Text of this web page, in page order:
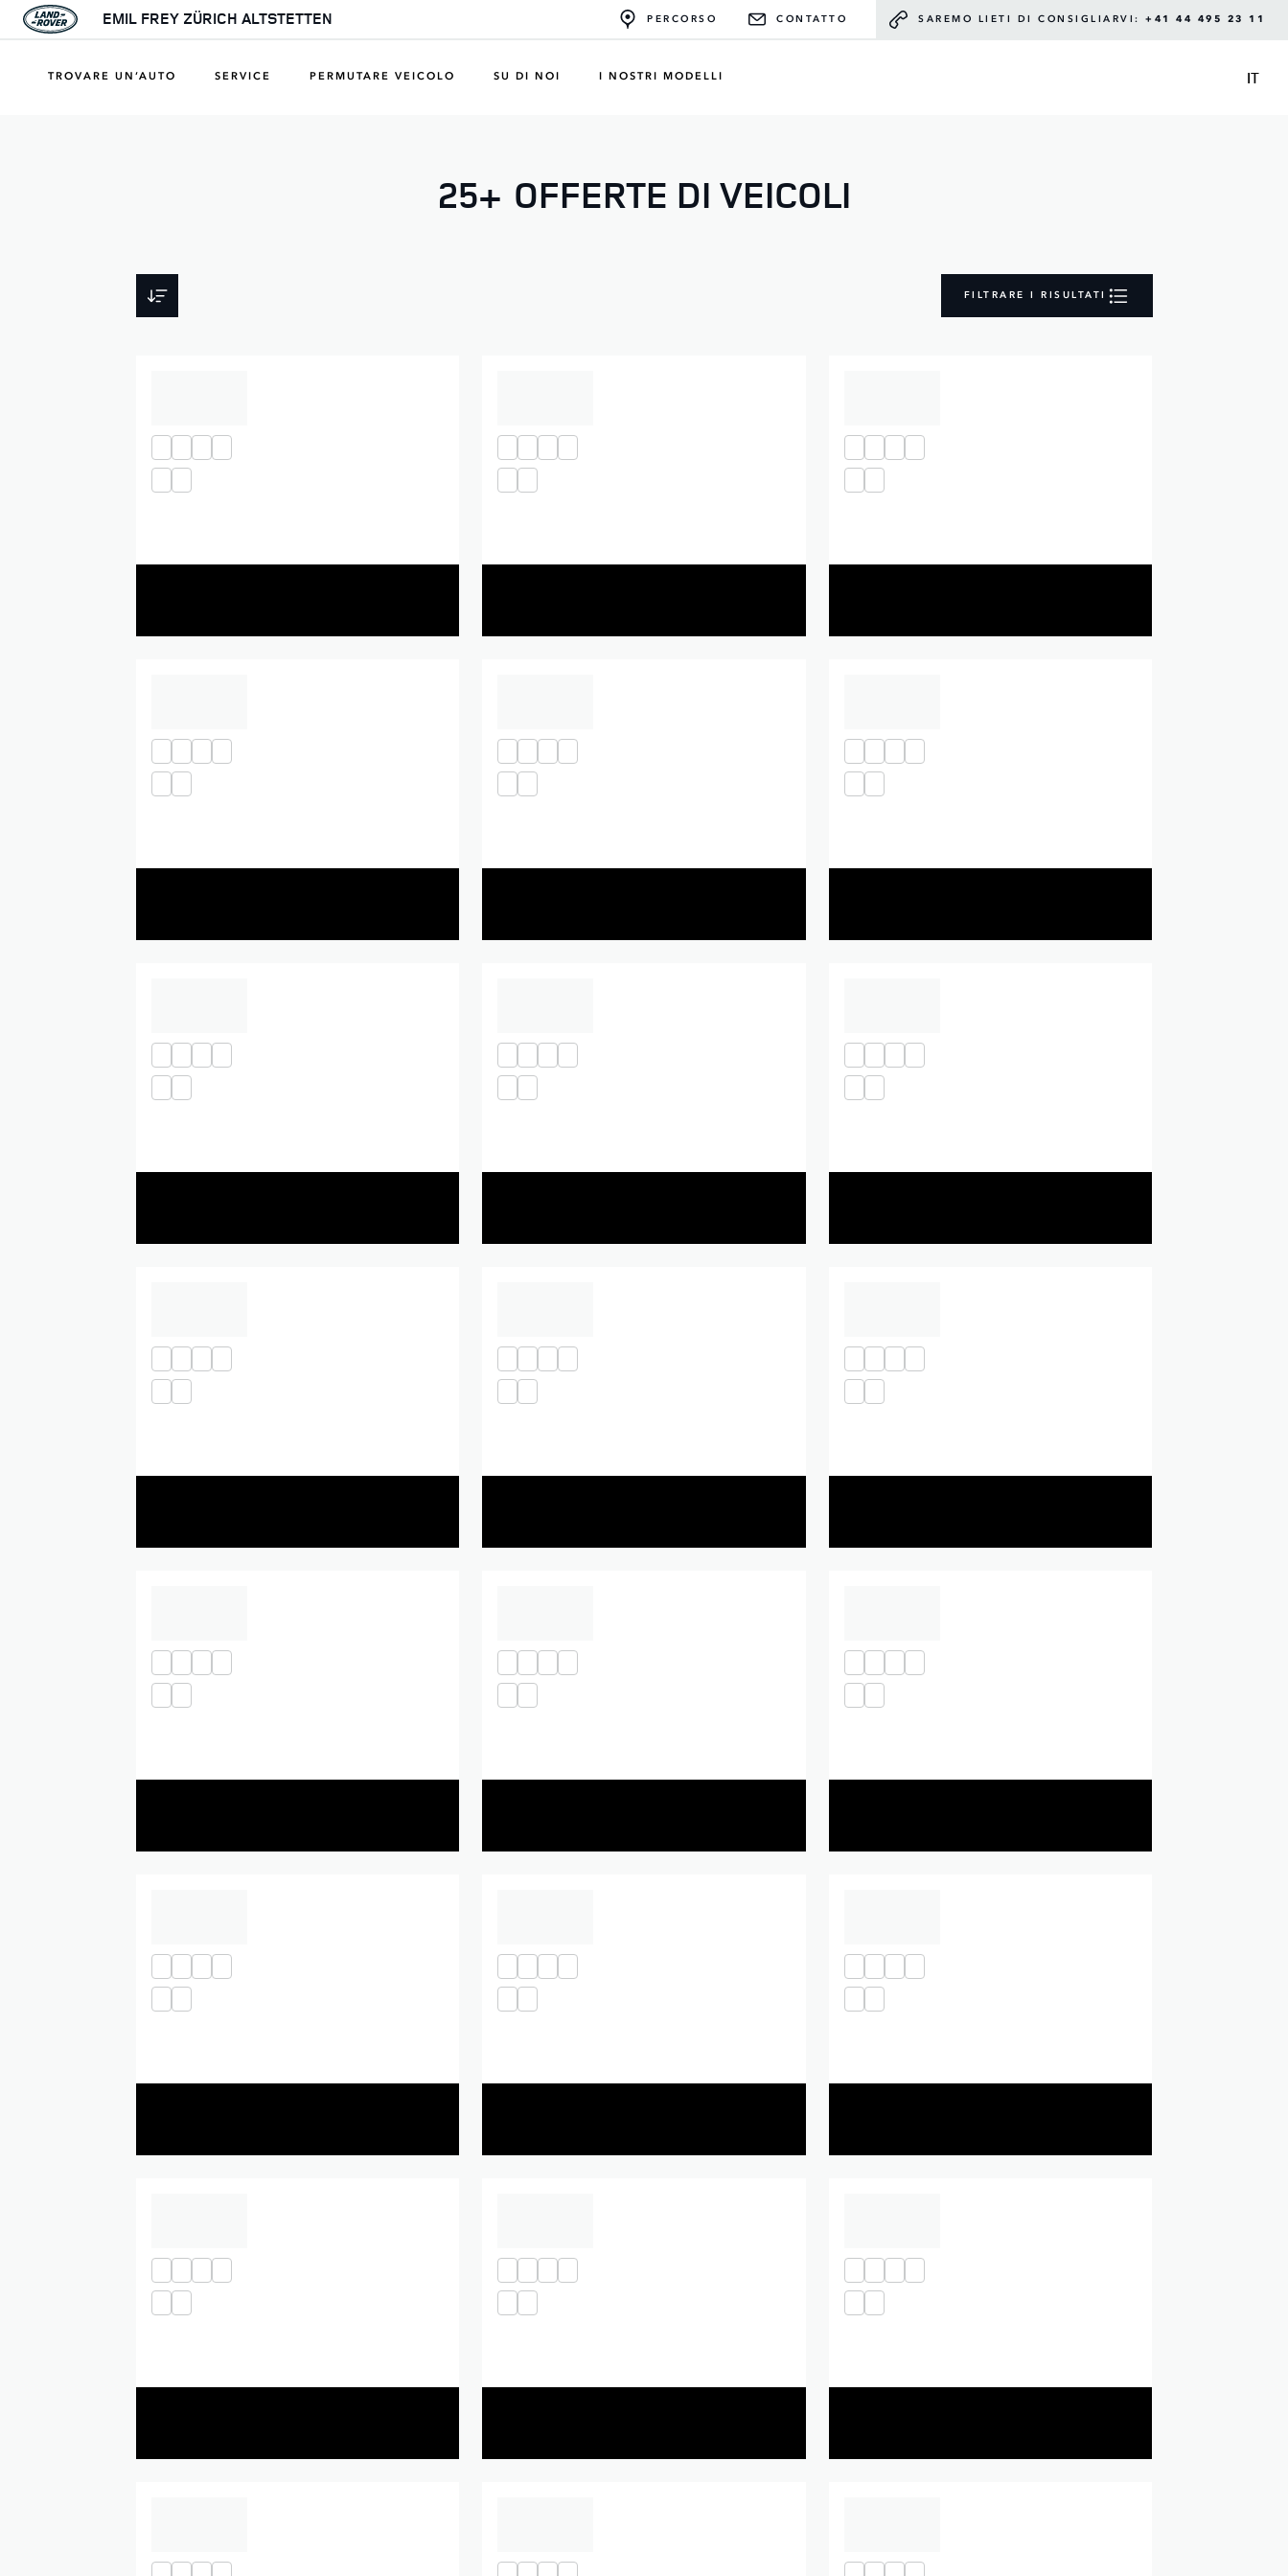
EMIL FREY ZÜRICH ALTSTETTEN PERCORSO CONTATTO SAREMO LIETI DI CONSIGLIARVI: +41 44 495 23 11
TROVARE UN’AUTO SERVICE PERMUTARE VEICOLO SU DI NOI I NOSTRI MODELLI IT
25+ OFFERTE DI VEICOLI
FILTRARE I RISULTATI